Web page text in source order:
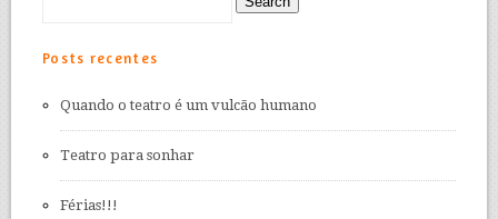
Posts recentes
Quando o teatro é um vulcão humano
Teatro para sonhar
Férias!!!